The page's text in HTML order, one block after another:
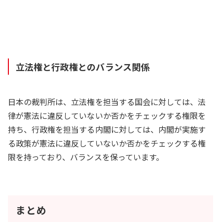
立法権と行政権とのバランス関係
日本の裁判所は、立法権を担当する国会に対しては、法
律が憲法に違反していないか否かをチェックする権限を
持ち、行政権を担当する内閣に対しては、内閣が実施す
る政策が憲法に違反していないか否かをチェックする権
限を持っており、バランスを保っています。
まとめ